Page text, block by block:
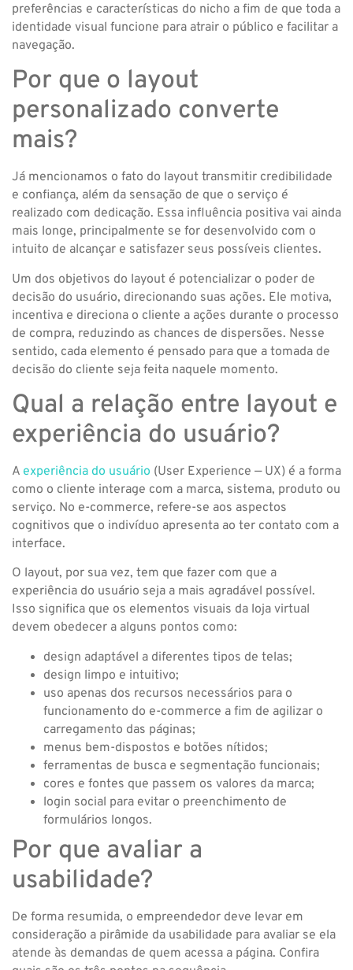
preferências e características do nicho a fim de que toda a
identidade visual funcione para atrair o público e facilitar a
navegação.
Por que o layout
personalizado converte
mais?
Já mencionamos o fato do layout transmitir credibilidade
e confiança, além da sensação de que o serviço é
realizado com dedicação. Essa influência positiva vai ainda
mais longe, principalmente se for desenvolvido com o
intuito de alcançar e satisfazer seus possíveis clientes.
Um dos objetivos do layout é potencializar o poder de
decisão do usuário, direcionando suas ações. Ele motiva,
incentiva e direciona o cliente a ações durante o processo
de compra, reduzindo as chances de dispersões. Nesse
sentido, cada elemento é pensado para que a tomada de
decisão do cliente seja feita naquele momento.
Qual a relação entre layout e
experiência do usuário?
A experiência do usuário (User Experience — UX) é a forma
como o cliente interage com a marca, sistema, produto ou
serviço. No e-commerce, refere-se aos aspectos
cognitivos que o indivíduo apresenta ao ter contato com a
interface.
O layout, por sua vez, tem que fazer com que a
experiência do usuário seja a mais agradável possível.
Isso significa que os elementos visuais da loja virtual
devem obedecer a alguns pontos como:
design adaptável a diferentes tipos de telas;
design limpo e intuitivo;
uso apenas dos recursos necessários para o
funcionamento do e-commerce a fim de agilizar o
carregamento das páginas;
menus bem-dispostos e botões nítidos;
ferramentas de busca e segmentação funcionais;
cores e fontes que passem os valores da marca;
login social para evitar o preenchimento de
formulários longos.
Por que avaliar a
usabilidade?
De forma resumida, o empreendedor deve levar em
consideração a pirâmide da usabilidade para avaliar se ela
atende às demandas de quem acessa a página. Confira